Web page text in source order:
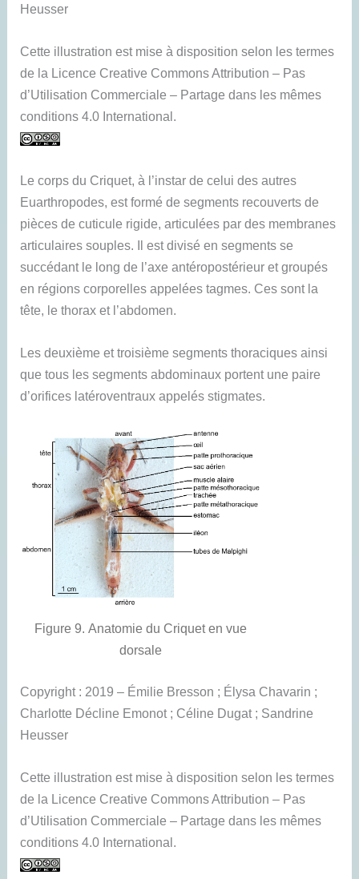
Heusser
Cette illustration est mise à disposition selon les termes
de la Licence Creative Commons Attribution – Pas
d’Utilisation Commerciale – Partage dans les mêmes
conditions 4.0 International.
Le corps du Criquet, à l’instar de celui des autres
Euarthropodes, est formé de segments recouverts de
pièces de cuticule rigide, articulées par des membranes
articulaires souples. Il est divisé en segments se
succédant le long de l’axe antéropostérieur et groupés
en régions corporelles appelées tagmes. Ces sont la
tête, le thorax et l’abdomen.
Les deuxième et troisième segments thoraciques ainsi
que tous les segments abdominaux portent une paire
d’orifices latéroventraux appelés stigmates.
Figure 9. Anatomie du Criquet en vue
dorsale
Copyright : 2019 – Émilie Bresson ; Élysa Chavarin ;
Charlotte Décline Emonot ; Céline Dugat ; Sandrine
Heusser
Cette illustration est mise à disposition selon les termes
de la Licence Creative Commons Attribution – Pas
d’Utilisation Commerciale – Partage dans les mêmes
conditions 4.0 International.